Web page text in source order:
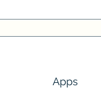
Apps